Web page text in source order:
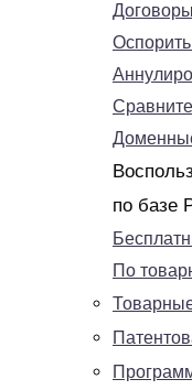
по базе
По